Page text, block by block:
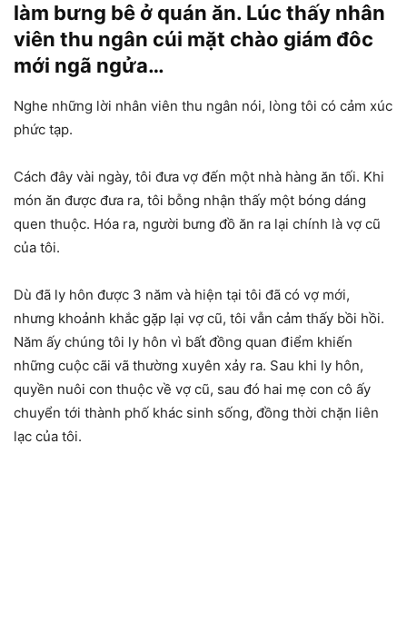
làm bưng bê ở quán ăn. Lúc thấy nhân
viên thu ngân cúi mặt chào giám đôc
mới ngã ngửa…
Nghe những lời nhân viên thu ngân nói, lòng tôi có cảm xúc
phức tạp.
Cách đây vài ngày, tôi đưa vợ đến một nhà hàng ăn tối. Khi
món ăn được đưa ra, tôi bỗng nhận thấy một bóng dáng
quen thuộc. Hóa ra, người bưng đồ ăn ra lại chính là vợ cũ
của tôi.
Dù đã ly hôn được 3 năm và hiện tại tôi đã có vợ mới,
nhưng khoảnh khắc gặp lại vợ cũ, tôi vẫn cảm thấy bồi hồi.
Năm ấy chúng tôi ly hôn vì bất đồng quan điểm khiến
những cuộc cãi vã thường xuyên xảy ra. Sau khi ly hôn,
quyền nuôi con thuộc về vợ cũ, sau đó hai mẹ con cô ấy
chuyển tới thành phố khác sinh sống, đồng thời chặn liên
lạc của tôi.